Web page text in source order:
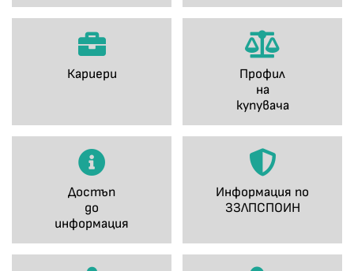
Кариери
Профил
на
купувача
Достъп
до
информация
Информация по
ЗЗЛПСПОИН